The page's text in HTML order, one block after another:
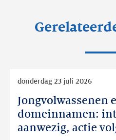
Jongvolwassenen
domeinnamen:
aanwezig, actie
donderdag 23 juli 2026
Jongvolwassenen